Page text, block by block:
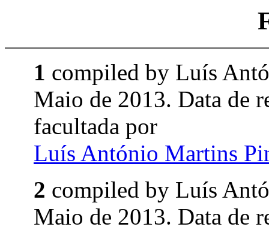
1 compiled by Luís
Maio de 2013. Data de
facultada por
Luís António Martins
2 compiled by Luís
Maio de 2013. Data de